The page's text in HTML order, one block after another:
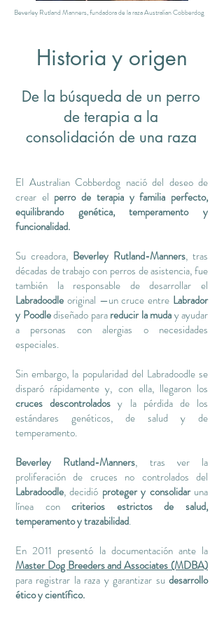
Beverley Rutland Manners, fundadora de la raza Australian Cobberdog
Historia y origen
De la búsqueda de un perro
de terapia a la
consolidación de una raza
El Australian Cobberdog nació del deseo de
crear el perro de terapia y familia perfecto,
equilibrando genética, temperamento y
funcionalidad.
Su creadora, Beverley Rutland-Manners, tras
décadas de trabajo con perros de asistencia, fue
también la responsable de desarrollar el
Labradoodle original —un cruce entre Labrador
y Poodlediseñado parareducir la muday ayudar
a personas con alergias o necesidades
especiales.
Sin embargo, la popularidad del Labradoodle se
disparó rápidamente y, con ella, llegaron los
cruces descontrolados y la pérdida de los
estándares genéticos, de salud y de
temperamento.
Beverley Rutland-Manners, tras ver la
proliferación de cruces no controlados del
Labradoodle, decidió proteger y consolidaruna
línea concriterios estrictos de salud,
temperamento y trazabilidad.
En 2011 presentó la documentación ante la
Master Dog Breeders and Associates (MDBA)
para registrar la raza y garantizar su desarrollo
ético y científico.